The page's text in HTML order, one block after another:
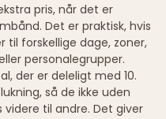
pris, når det er
Det er praktisk, hvis
til forskellige dage, zoner,
personalegrupper.
der er deleligt med 10.
så de ikke uden
til andre. Det giver